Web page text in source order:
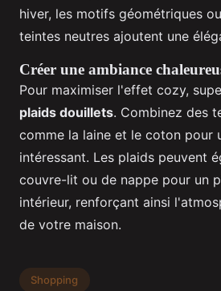
hiver, les motifs géométriques
teintes neutres ajoutent une
Créer une ambiance
Pour maximiser l'effet cozy,
plaids douillets. Combinez des
comme la laine et le coton pour
intéressant. Les plaids peuvent
couvre-lit ou de nappe pour un
intérieur, renforçant ainsi
de votre maison.
Shopping